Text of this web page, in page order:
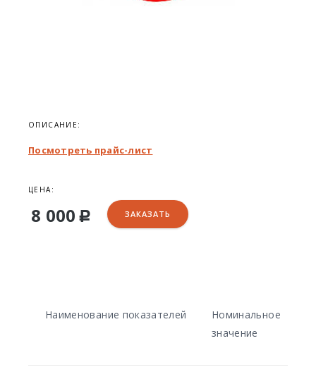
ОПИСАНИЕ:
Посмотреть прайс-лист
ЦЕНА:
8 000 Р ЗАКАЗАТЬ
Наименование показателей
Номинальное
значение